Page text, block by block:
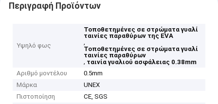
Περιγραφή Προϊόντων
Υψηλό φως
Τοποθετημένες σε στρώματα γυαλί
ταινίες παραθύρων της EVA
,
Τοποθετημένες σε στρώματα γυαλί
ταινίες παραθύρων
, ταινία γυαλιού ασφάλειας 0.38mm
Αριθμό μοντέλου
0.5mm
Μάρκα
UNEX
Πιστοποίηση
CE, SGS